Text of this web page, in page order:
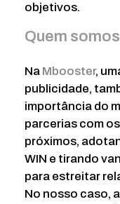
objetivos.
Quem
Na Mbooster,
publicidade,
importância do
parcerias com
próximos,
WIN e tirando
para estreitar
No nosso caso,